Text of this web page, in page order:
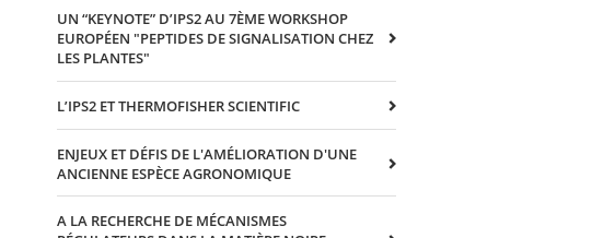
UN “KEYNOTE” D’IPS2 AU 7ÈME WORKSHOP
EUROPÉEN "PEPTIDES DE SIGNALISATION CHEZ
LES PLANTES"
L’IPS2 ET THERMOFISHER SCIENTIFIC
ENJEUX ET DÉFIS DE L'AMÉLIORATION D'UNE
ANCIENNE ESPÈCE AGRONOMIQUE
A LA RECHERCHE DE MÉCANISMES